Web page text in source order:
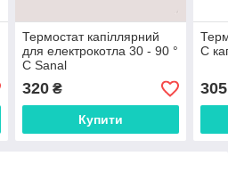
Термостат капіллярний
для електрокотла 30 - 90 °
C Sanal
320₴
Купити
C
305